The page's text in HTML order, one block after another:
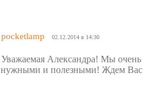
pocketlamp 02.12.2014 в 14:30
Уважаемая Александра! Мы
нужными и полезными! Ждем Вас